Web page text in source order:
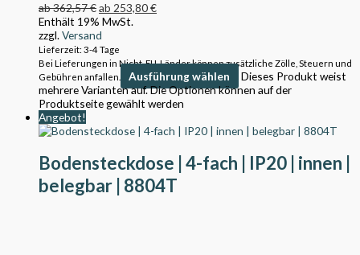
ab362,57€ab 253,80€
Enthält 19% MwSt.
zzgl.Versand
Lieferzeit: 3-4 Tage
Bei Lieferungen in Nicht-EU-Länder können zusätzliche Zölle, Steuern und
Gebühren anfallen.
Ausführung wählen
Dieses Produkt weist
mehrere Varianten auf. Die Optionen können auf der
Produktseite gewählt werden
Angebot!
Bodensteckdose | 4-fach | IP20 | innen |
belegbar | 8804T